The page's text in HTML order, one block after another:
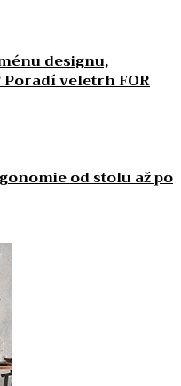
designu,
veletrh FOR
od stolu až po